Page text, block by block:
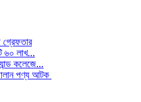
গ্রেফতার
৬০ লাখ...
কলেজে...
পণ্য আটক